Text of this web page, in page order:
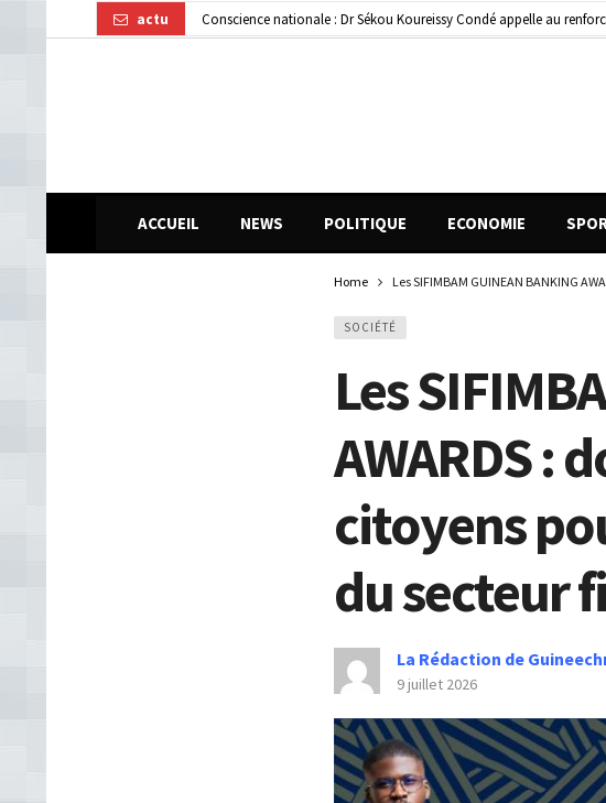
actu Gendarmerie : le colonel Bienvenu Lamah promu général de brigade
ACCUEIL NEWS POLITIQUE ECONOMIE
Home Les SIFIMBAM GUINEAN BANKING
SOCIÉTÉ
Les
AWARDS :
citoyens
du secteur
La Rédaction de
9 juillet 2026